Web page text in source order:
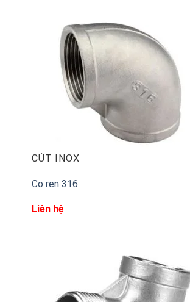
Mặt bích inox DIN PN10 với tiêu
hình thành tiêu chuẩn. Điều đặc
còn phù hợp với thực trạng hiện tại
Điều cần chú ý, Mặt bích inox DIN
thước, kích thước đường tâm lỗ và
CÚT INOX
Co ren 316
Liên hệ